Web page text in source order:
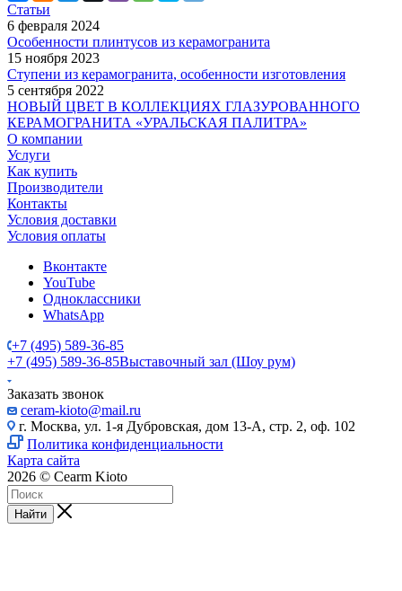
Статьи
6 февраля 2024
Особенности плинтусов из керамогранита
15 ноября 2023
Ступени из керамогранита, особенности изготовления
5 сентября 2022
НОВЫЙ ЦВЕТ В КОЛЛЕКЦИЯХ ГЛАЗУРОВАННОГО
КЕРАМОГРАНИТА «УРАЛЬСКАЯ ПАЛИТРА»
О компании
Услуги
Как купить
Производители
Контакты
Условия доставки
Условия оплаты
Вконтакте
YouTube
Одноклассники
WhatsApp
+7 (495) 589-36-85
+7 (495) 589-36-85Выставочный зал (Шоу рум)
Заказать звонок
ceram-kioto@mail.ru
г. Москва, ул. 1-я Дубровская, дом 13-А, стр. 2, оф. 102
Политика конфиденциальности
Карта сайта
2026 © Cearm Kioto
Найти